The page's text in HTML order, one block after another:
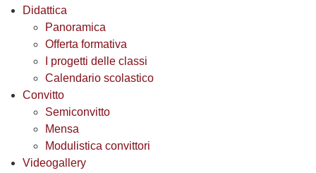
Didattica
Panoramica
Offerta formativa
I progetti delle classi
Calendario scolastico
Convitto
Semiconvitto
Mensa
Modulistica convittori
Videogallery